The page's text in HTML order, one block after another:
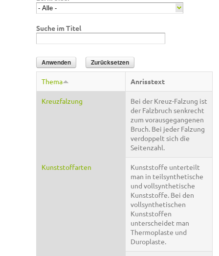
Suche im Titel
Thema Anrisstext
Kreuzfalzung
Bei der Kreuz-Falzung ist
der Falzbruch senkrecht
zum vorausgegangenen
Bruch. Bei jeder Falzung
verdoppelt sich die
Seitenzahl.
Kunststoffarten
Kunststoffe unterteilt
man in teilsynthetische
und vollsynthetische
Kunststoffe. Bei den
vollsynthetischen
Kunststoffen
unterscheidet man
Thermoplaste und
Duroplaste.